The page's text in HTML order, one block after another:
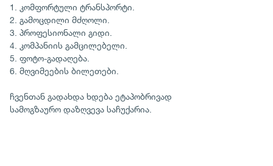
1. კომფორტული ტრანსპორტი.
2. გამოცდილი მძღოლი.
3. პროფესიონალი გიდი.
4. კომპანიის გამცილებელი.
5. ფოტო-გადაღება.
6. მღვიმეების ბილეთები.
ჩვენთან გადახდა ხდება ეტაპობრივად
სამოგზაურო დაზღვევა საჩუქარია.